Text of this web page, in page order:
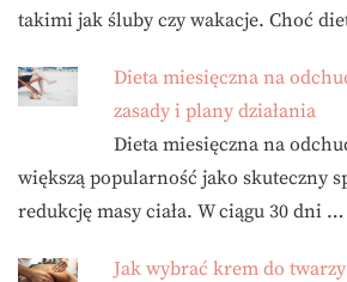
takimi jak śluby czy wakacje. Choć
Dieta miesięczna na
zasady i plany działania
Dieta miesięczna na
większą popularność jako skuteczny
redukcję masy ciała. W ciągu 30 dni …
Jak wybrać krem do